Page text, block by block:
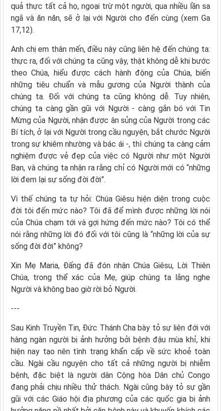
quả thực tất cả họ, ngoại trừ một người, qua nhiều lần sa
ngã và ăn năn, sẽ ở lại với Người cho đến cùng (xem Ga
17,12).
Anh chị em thân mến, điều này cũng liên hệ đến chúng ta:
thực ra, đối với chúng ta cũng vậy, thật không dễ khi bước
theo Chúa, hiểu được cách hành động của Chúa, biến
những tiêu chuẩn và mẫu gương của Người thành của
chúng ta. Đối với chúng ta cũng không dễ. Tuy nhiên,
chúng ta càng gần gũi với Người - càng gắn bó với Tin
Mừng của Người, nhận được ân sủng của Người trong các
Bí tích, ở lại với Người trong cầu nguyện, bắt chước Người
trong sự khiêm nhường và bác ái -, thì chúng ta càng cảm
nghiệm được vẻ đẹp của việc có Người như một Người
Bạn, và chúng ta nhận ra rằng chỉ có Người mới có “những
lời đem lại sự sống đời đời”.
Vì thế chúng ta tự hỏi: Chúa Giêsu hiện diện trong cuộc
đời tôi đến mức nào? Tôi đã để mình được những lời nói
của Chúa chạm tới và gợi hứng đến mức nào? Tôi có thể
nói rằng những lời đó đối với tôi cũng là “những lời của sự
sống đời đời” không?
Xin Mẹ Maria, Đấng đã đón nhận Chúa Giêsu, Lời Thiên
Chúa, trong thể xác của Mẹ, giúp chúng ta lắng nghe
Người và không bao giờ rời bỏ Người.
---
Sau Kinh Truyền Tin, Đức Thánh Cha bày tỏ sự liên đới với
hàng ngàn người bị ảnh hưởng bởi bệnh đậu mùa khỉ, khi
hiện nay tạo nên tình trạng khẩn cấp về sức khoẻ toàn
cầu. Ngài cầu nguyện cho tất cả những người bị nhiễm
bệnh, đặc biệt là người dân Cộng hòa Dân chủ Congo
đang phải chịu nhiều thử thách. Ngài cũng bày tỏ sự gần
gũi với các Giáo hội địa phương của các quốc gia bị ảnh